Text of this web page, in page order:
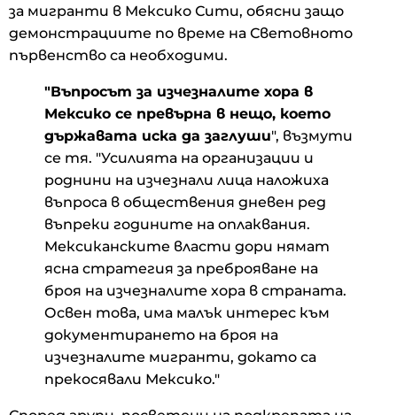
за мигранти в Мексико Сити, обясни защо
демонстрациите по време на Световното
първенство са необходими.
"Въпросът за изчезналите хора в
Мексико се превърна в нещо, което
държавата иска да заглуши", възмути
се тя. "Усилията на организации и
роднини на изчезнали лица наложиха
въпроса в обществения дневен ред
въпреки годините на оплаквания.
Мексиканските власти дори нямат
ясна стратегия за преброяване на
броя на изчезналите хора в страната.
Освен това, има малък интерес към
документирането на броя на
изчезналите мигранти, докато са
прекосявали Мексико."